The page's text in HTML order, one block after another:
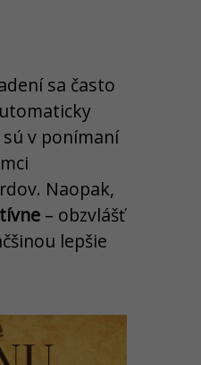
sa často
v ponímaní
Naopak,
– obzvlášť
lepšie